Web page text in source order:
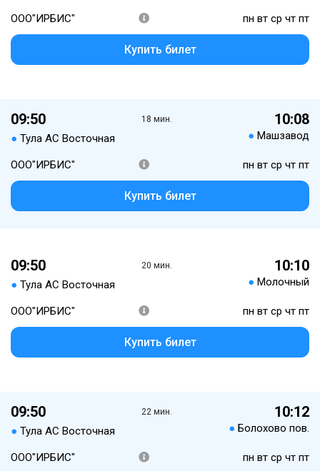
ООО"ИРБИС" пн вт ср чт пт
Купить билет
09:50
● Тула АС Восточная
18 мин. 10:08
● Машзавод
ООО"ИРБИС" пн вт ср чт пт
Купить билет
09:50
● Тула АС Восточная
20 мин. 10:10
● Молочный
ООО"ИРБИС" пн вт ср чт пт
Купить билет
09:50
● Тула АС Восточная
22 мин. 10:12
● Болохово пов.
ООО"ИРБИС" пн вт ср чт пт